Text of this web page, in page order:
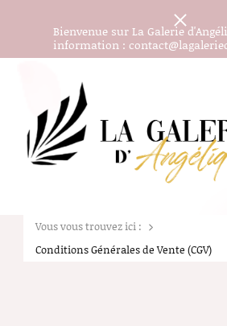
Bienvenue sur La Galerie
information :
La Galerie
Vous vous trouvez ici :
Conditions Générales de Vente (CGV)